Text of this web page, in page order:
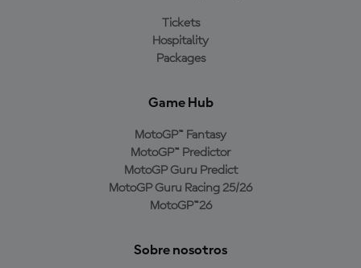
Tickets
Hospitality
Packages
Game Hub
MotoGP™ Fantasy
MotoGP™ Predictor
MotoGP Guru Predict
MotoGP Guru Racing 25/26
MotoGP™26
Sobre nosotros